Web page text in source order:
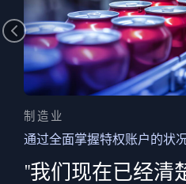
制造业
通过全面掌握特权账户的状
"我们现在已经清